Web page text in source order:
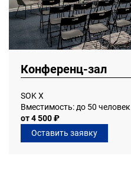
Конференц-зал
SOK Х
Вместимость: до 50 человек
от 4 500 ₽
Оставить заявку